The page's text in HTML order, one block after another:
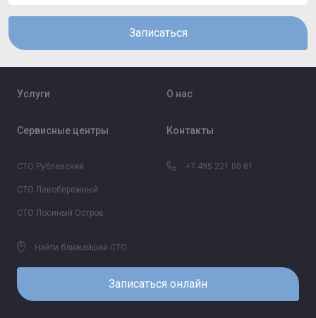
Записаться
Услуги О нас
Сервисные центры
СТО Рублевский
СТО Левобережный
СТО Лосиный Остров
Найти ближайший СТО
Контакты
+7 495 221 00 81
Записаться онлайн